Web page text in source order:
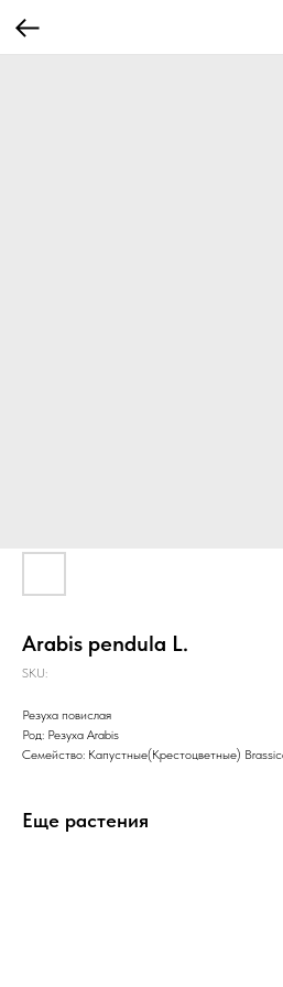
Arabis pendula L.
SKU:
Резуха повислая
Род: Резуха Arabis
Семейство: Капустные(Крестоцветные)
Еще растения